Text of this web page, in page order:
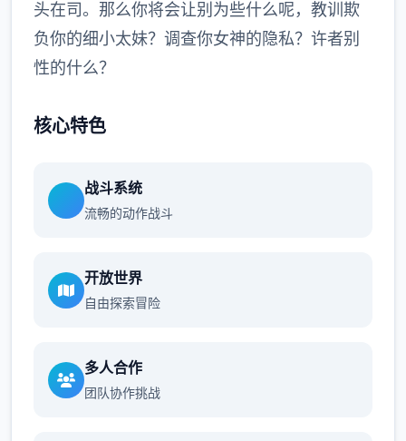
头在司。那么你将会让别为些什么呢，教训欺
负你的细小太妹？调查你女神的隐私？许者别
性的什么？
核心特色
战斗系统
流畅的动作战斗
开放世界
自由探索冒险
多人合作
团队协作挑战